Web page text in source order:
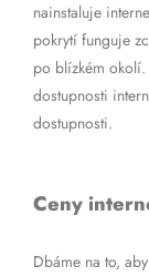
nainstaluje
pokrytí funguje
po blízkém
dostupnosti
dostupnosti.
Ceny
Dbáme na to,